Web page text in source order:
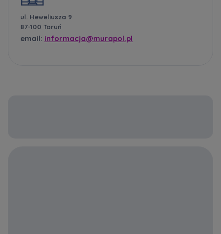
ul. Heweliusza 9
87-100 Toruń
email: informacja@murapol.pl